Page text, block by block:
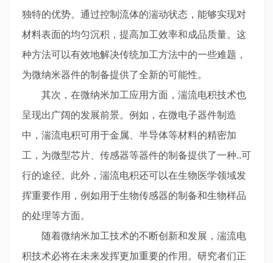
独特的优势。通过控制流体的湍动状态，能够实现对
材料表面的均匀沉积，提高加工效率和成品质量。这
种方法可以有效地解决传统加工方法中的一些难题，
为微纳米器件的制备提供了全新的可能性。
其次，在微纳米加工应用方面，湍流电积技术也
呈现出广阔的发展前景。例如，在微电子器件制造
中，湍流电积可用于金属、半导体等材料的精密加
工，为微型芯片、传感器等器件的制备提供了一种..可
行的途径。此外，湍流电积还可以在生物医学领域发
挥重要作用，例如用于生物传感器的制备和生物样品
的处理等方面。
随着微纳米加工技术的不断创新和发展，湍流电
积技术必将在未来发挥更加重要的作用。研究者们正